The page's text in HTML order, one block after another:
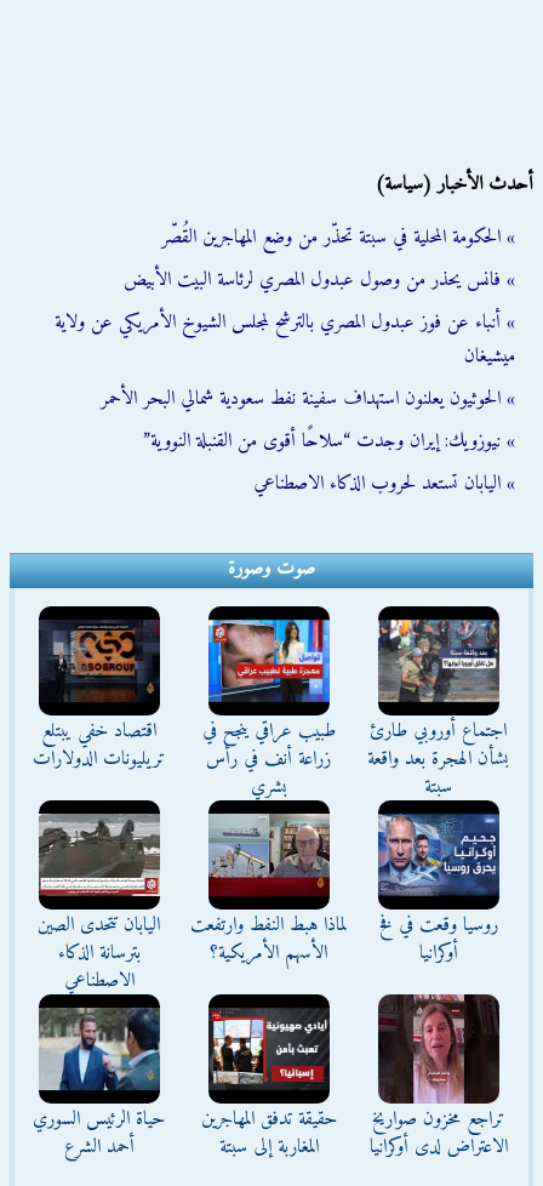
أحدث الأخبار (سياسة)
» الحكومة المحلية في سبتة تحذّر من وضع المهاجرين القُصّر
» فانس يحذر من وصول عبدول المصري لرئاسة البيت الأبيض
» أنباء عن فوز عبدول المصري بالترشح لمجلس الشيوخ الأمريكي عن ولاية
ميشيغان
» الحوثيون يعلنون استهداف سفينة نفط سعودية شمالي البحر الأحمر
» نيوزويك: إيران وجدت “سلاحًا أقوى من القنبلة النووية”
» اليابان تستعد لحروب الذكاء الاصطناعي
صوت وصورة
اجتماع أوروبي طارئ
بشأن الهجرة بعد واقعة
سبتة
طبيب عراقي ينجح في
زراعة أنف في رأس
بشري
اقتصاد خفي يبتلع
تريليونات الدولارات
روسيا وقعت في فخ
أوكرانيا
لماذا هبط النفط وارتفعت
الأسهم الأمريكية؟
اليابان تتحدى الصين
بترسانة الذكاء
الاصطناعي
تراجع مخزون صواريخ
الاعتراض لدى أوكرانيا
حقيقة تدفق المهاجرين
المغاربة إلى سبتة
حياة الرئيس السوري
أحمد الشرع